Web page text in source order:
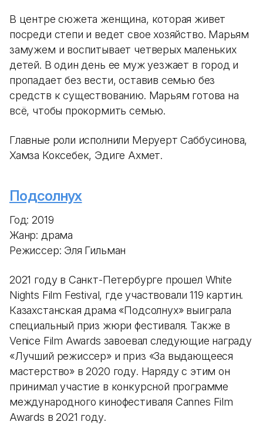
В центре сюжета женщина, которая живет
посреди степи и ведет свое хозяйство. Марьям
замужем и воспитывает четверых маленьких
детей. В один день ее муж уезжает в город и
пропадает без вести, оставив семью без
средств к существованию. Марьям готова на
всё, чтобы прокормить семью.
Главные роли исполнили Меруерт Саббусинова,
Хамза Коксебек, Эдиге Ахмет.
Подсолнух
Год: 2019
Жанр: драма
Режиссер: Эля Гильман
2021 году в Санкт-Петербурге прошел White
Nights Film Festival, где участвовали 119 картин.
Казахстанская драма «Подсолнух» выиграла
специальный приз жюри фестиваля. Также в
Venice Film Awards завоевал следующие награду
«Лучший режиссер» и приз «За выдающееся
мастерство» в 2020 году. Наряду с этим он
принимал участие в конкурсной программе
международного кинофестиваля Cannes Film
Awards в 2021 году.